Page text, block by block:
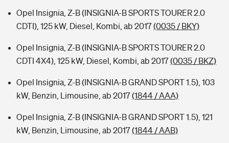
Opel Insignia, Z-B (INSIGNIA-B SPORTS TOURER 2.0
CDTI), 125 kW, Diesel, Kombi, ab 2017(0035 / BKY)
Opel Insignia, Z-B (INSIGNIA-B SPORTS TOURER 2.0
CDTI 4X4), 125 kW, Diesel, Kombi, ab 2017(0035 / BKZ)
Opel Insignia, Z-B (INSIGNIA-B GRAND SPORT 1.5), 103
kW, Benzin, Limousine, ab 2017(1844 / AAA)
Opel Insignia, Z-B (INSIGNIA-B GRAND SPORT 1.5), 121
kW, Benzin, Limousine, ab 2017(1844 / AAB)